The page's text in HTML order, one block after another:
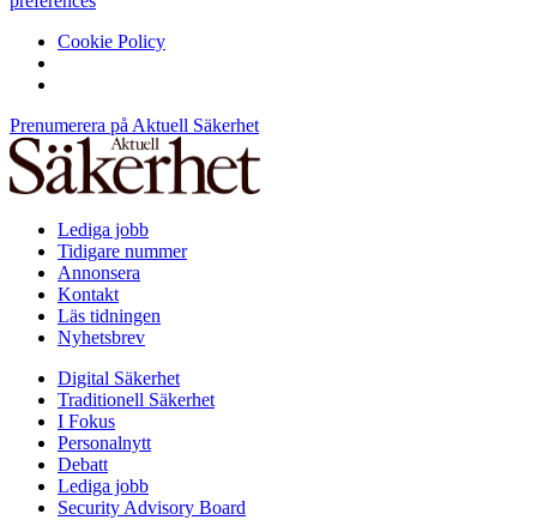
Cookie Policy
Prenumerera på Aktuell Säkerhet
Lediga jobb
Tidigare nummer
Annonsera
Kontakt
Läs tidningen
Nyhetsbrev
Digital Säkerhet
Traditionell Säkerhet
I Fokus
Personalnytt
Debatt
Lediga jobb
Security Advisory Board